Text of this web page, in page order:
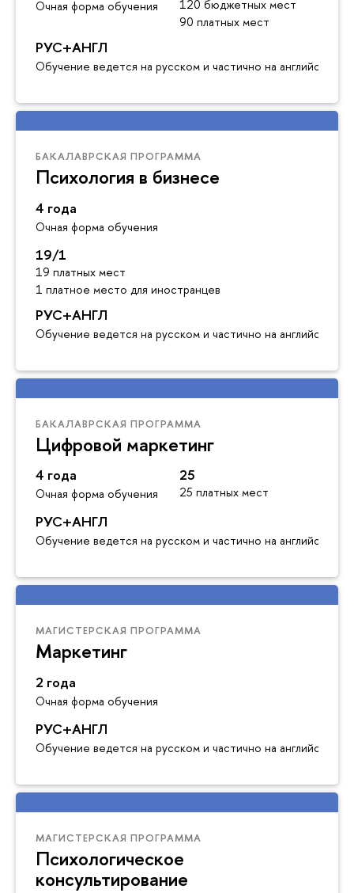
Очная форма обучения
120 бюджетных мест
90 платных мест
РУС+АНГЛ
Обучение ведется на русском и частично на английском
БАКАЛАВРСКАЯ ПРОГРАММА
Психология в бизнесе
4 года
Очная форма обучения
19/1
19 платных мест
1 платное место для иностранцев
РУС+АНГЛ
Обучение ведется на русском и частично на английском
БАКАЛАВРСКАЯ ПРОГРАММА
Цифровой маркетинг
4 года
Очная форма обучения
25
25 платных мест
РУС+АНГЛ
Обучение ведется на русском и частично на английском
МАГИСТЕРСКАЯ ПРОГРАММА
Маркетинг
2 года
Очная форма обучения
РУС+АНГЛ
Обучение ведется на русском и частично на английском
МАГИСТЕРСКАЯ ПРОГРАММА
Психологическое
консультирование